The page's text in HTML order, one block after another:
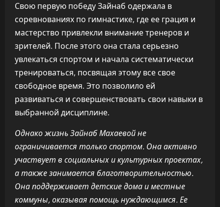
Свою первую победу Зайнаб одержала в
соревнованиях по гимнастике, где ее грация и
мастерство привлекли внимание тренеров и
зрителей. После этого она стала серьезно
увлекаться спортом и начала систематически
тренироваться, посвящая этому все свое
свободное время. Это позволило ей
развиваться и совершенствовать свои навыки в
выбранной дисциплине.
Однако жизнь Зайнаб Махаевой не
ограничивается только спортом. Она активно
участвует в социальных и культурных проектах,
а также занимается благотворительностью.
Она поддерживает детские дома и местные
коммуны, оказывая помощь нуждающимся. Ее